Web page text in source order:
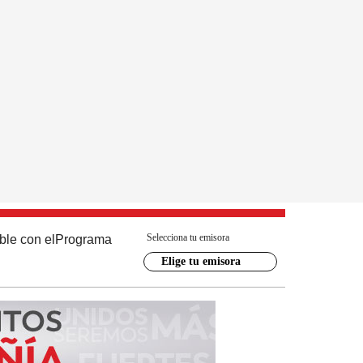
con el Programa Selecciona tu emisora
Elige tu emisora